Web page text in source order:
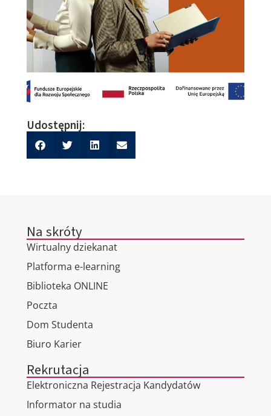
Udostępnij:
Na skróty
Wirtualny dziekanat
Platforma e-learning
Biblioteka ONLINE
Poczta
Dom Studenta
Biuro Karier
Rekrutacja
Elektroniczna Rejestracja Kandydatów
Informator na studia